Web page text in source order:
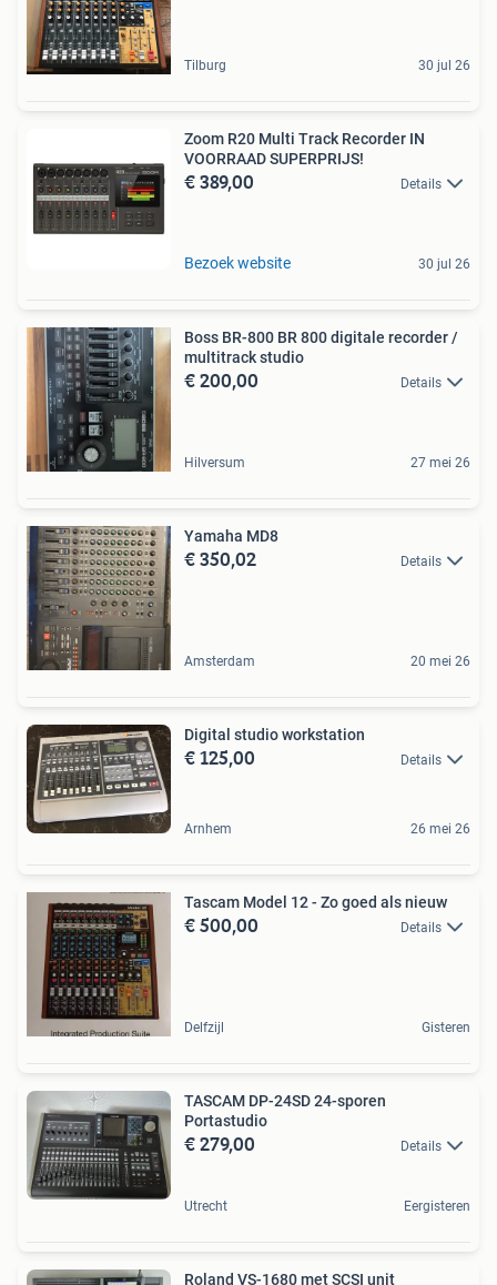
Tilburg 30 jul 26
Zoom R20 Multi Track Recorder IN
VOORRAAD SUPERPRIJS!
€ 389,00 Details
Bezoek website 30 jul 26
Boss BR-800 BR 800 digitale recorder /
multitrack studio
€ 200,00 Details
Hilversum 27 mei 26
Yamaha MD8
€ 350,02 Details
Amsterdam 20 mei 26
Digital studio workstation
€ 125,00 Details
Arnhem 26 mei 26
Tascam Model 12 - Zo goed als nieuw
€ 500,00 Details
Delfzijl Gisteren
TASCAM DP-24SD 24-sporen
Portastudio
€ 279,00 Details
Utrecht Eergisteren
Roland VS-1680 met SCSI unit